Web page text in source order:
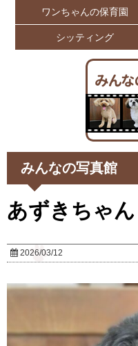
ワンちゃんの保育園
シッティング
みんなの写真館
あずきちゃん
2026/03/12